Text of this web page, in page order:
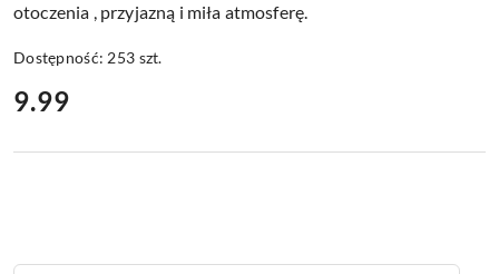
otoczenia , przyjazną i miła atmosferę.
Dostępność: 253 szt.
cena:
9.99